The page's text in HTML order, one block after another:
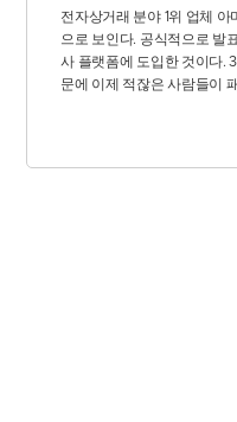
전자상거래 분야 1위 업체
으로 보인다. 공식적으로 발
사 플랫폼에 도입한 것이다.
문에 이제 적잖은 사람들이
아마존이 아무런 예고도 없